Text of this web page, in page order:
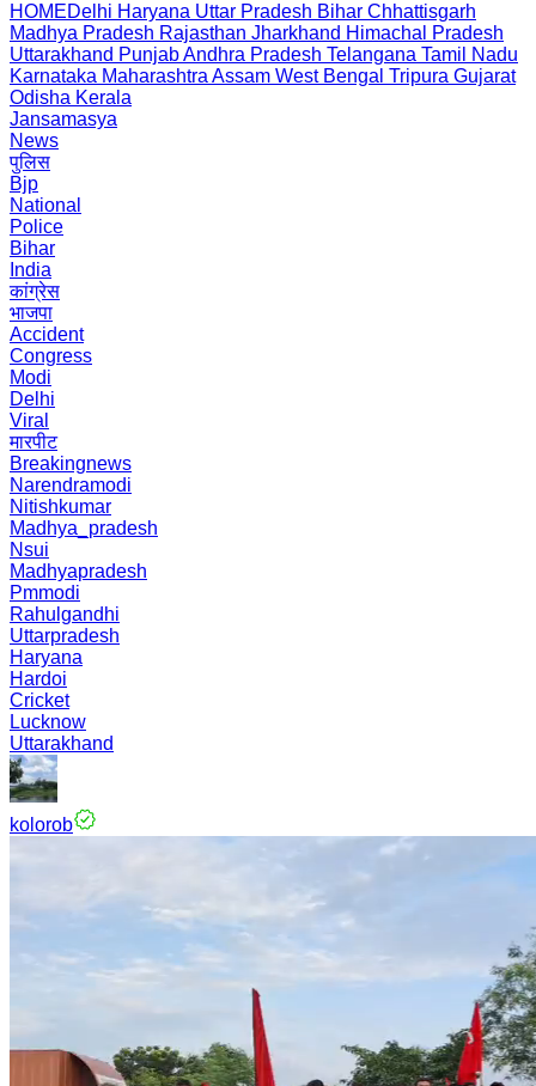
HOMEDelhi Haryana Uttar Pradesh Bihar Chhattisgarh
Madhya Pradesh Rajasthan Jharkhand Himachal Pradesh
Uttarakhand PunjabAndhra Pradesh Telangana Tamil Nadu
Karnataka Maharashtra Assam West Bengal Tripura Gujarat
Odisha Kerala
Jansamasya
News
पुलिस
Bjp
National
Police
Bihar
India
कांग्रेस
भाजपा
Accident
Congress
Modi
Delhi
Viral
मारपीट
Breakingnews
Narendramodi
Nitishkumar
Madhya_pradesh
Nsui
Madhyapradesh
Pmmodi
Rahulgandhi
Uttarpradesh
Haryana
Hardoi
Cricket
Lucknow
Uttarakhand
kolorob